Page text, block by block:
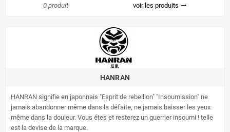
0 produit voir les produits trending_flat
HANRAN
HANRAN signifie en japonnais "Esprit de rebellion" "Insoumission" ne
jamais abandonner même dans la défaite, ne jamais baisser les yeux
même dans la douleur. Vous étes et resterez un guerrier insoumi ! telle
est la devise de la marque.